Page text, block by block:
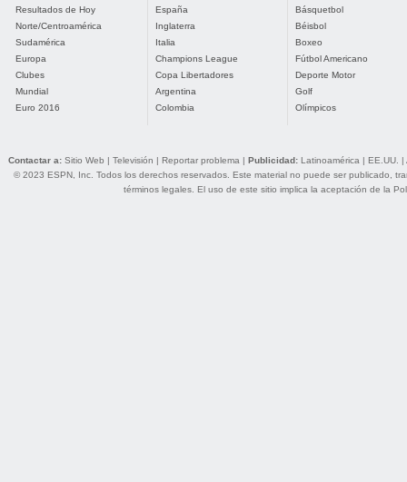
Resultados de Hoy
Norte/Centroamérica
Sudamérica
Europa
Clubes
Mundial
Euro 2016
España
Inglaterra
Italia
Champions League
Copa Libertadores
Argentina
Colombia
Básquetbol
Béisbol
Boxeo
Fútbol Americano
Deporte Motor
Golf
Olímpicos
Contactar a: Sitio Web | Televisión | Reportar problema | Publicidad: Latinoamérica | EE.UU. |
© 2023 ESPN, Inc. Todos los derechos reservados. Este material no puede ser publicado,
términos legales. El uso de este sitio implica la aceptación de la